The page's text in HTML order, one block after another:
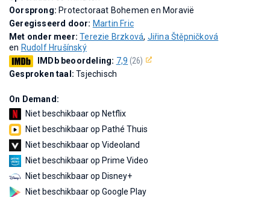
Oorsprong: Protectoraat Bohemen en Moravië
Geregisseerd door: Martin Fric
Met onder meer:Terezie Brzková, Jiřina Štěpničková
en Rudolf Hrušínský
IMDb beoordeling: 7,9 (26)
Gesproken taal:Tsjechisch
On Demand:
Niet beschikbaar op Netflix
Niet beschikbaar op Pathé Thuis
Niet beschikbaar op Videoland
Niet beschikbaar op Prime Video
Niet beschikbaar op Disney+
Niet beschikbaar op Google Play